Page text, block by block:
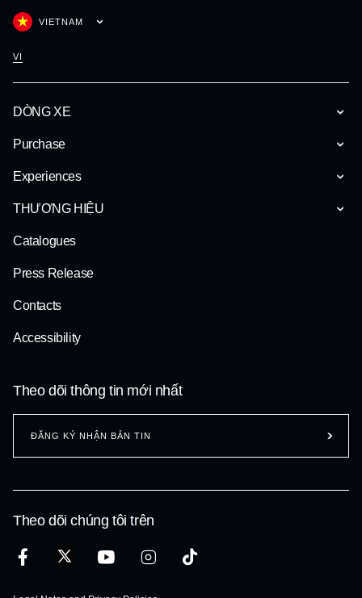
DÒNG XE
Purchase
Experiences
THƯƠNG HIỆU
Catalogues
Press Release
Contacts
Accessibility
VIETNAM
VI
Theo dõi chúng tôi trên
Theo dõi thông tin mới nhất
ĐĂNG KÝ NHẬN BẢN TIN